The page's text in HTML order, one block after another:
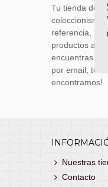
Tu tienda de
coleccionismo
referencia,
productos a
encuentras lo
por email,
encontramos!
Nuestras
Contacto